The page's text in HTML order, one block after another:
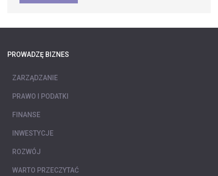
PROWADZĘ BIZNES
ZARZĄDZANIE
PRAWO I PODATKI
FINANSE
INWESTYCJE
ROZWÓJ
WARTO PRZECZYTAĆ